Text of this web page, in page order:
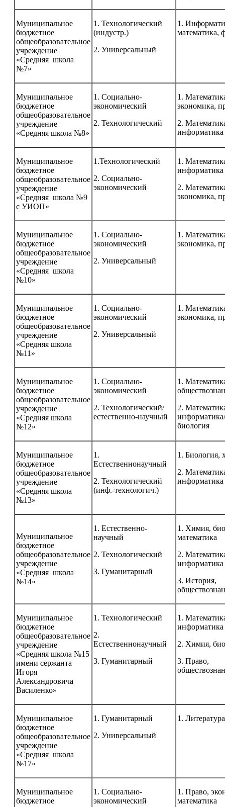
Муниципальное
бюджетное
общеобразовательное
учреждение
«Средняя школа
№7»
1. Технологический
(индустр.)
2. Универсальный
1.
математика,
Муниципальное
бюджетное
общеобразовательное
учреждение
«Средняя школа №8»
1. Социально-
экономический
2. Технологический
1.
экономика,
2.
информатика
Муниципальное
бюджетное
общеобразовательное
учреждение
«Средняя школа №9
с УИОП»
1.Технологический
2. Социально-
экономический
1.
информатика
2.
экономика,
Муниципальное
бюджетное
общеобразовательное
учреждение
«Средняя школа
№10»
1. Социально-
экономический
2. Универсальный
1.
экономика,
Муниципальное
бюджетное
общеобразовательное
учреждение
«Средняя школа
№11»
1. Социально-
экономический
2. Универсальный
1.
экономика,
Муниципальное
бюджетное
общеобразовательное
учреждение
«Средняя школа
№12»
1. Социально-
экономический
2. Технологический/
естественно-научный
1.
2.
биология
Муниципальное
бюджетное
общеобразовательное
учреждение
«Средняя школа
№13»
1.
Естественнонаучный
2. Технологический
(инф.-технологич.)
1. Биология,
2.
информатика
Муниципальное
бюджетное
общеобразовательное
учреждение
«Средняя школа
№14»
1. Естественно-
научный
2. Технологический
3. Гуманитарный
1. Химия,
математика
2.
информатика
3. История,
Муниципальное
бюджетное
общеобразовательное
учреждение
«Средняя школа №15
имени сержанта
Игоря
Александровича
Василенко»
1. Технологический
2.
Естественнонаучный
3. Гуманитарный
1.
информатика
2. Химия,
3. Право,
Муниципальное
бюджетное
общеобразовательное
учреждение
«Средняя школа
№17»
1. Гуманитарный
2. Универсальный
1.
Муниципальное
бюджетное
1. Социально-
экономический
1. Право,
математика